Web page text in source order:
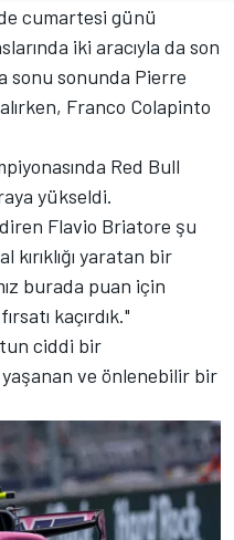
cumartesi günü
iki aracıyla da son
sonu sonunda Pierre
Franco Colapinto
Red Bull
yükseldi.
Flavio Briatore şu
yaratan bir
burada puan için
kaçırdık."
ciddi bir
ve önlenebilir bir